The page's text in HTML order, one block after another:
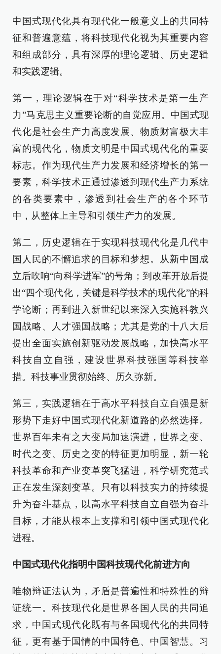
中国式现代化具有现代化一般意义上的共同特
征和普遍意蕴，将科技现代化视为其重要内容
和组成部分，具有深厚的理论逻辑、历史逻辑
和实践逻辑。
第一，理论逻辑在于对“科学技术是第一生产
力”马克思主义重要论断的自觉应用。中国式现
代化是社会生产力高度发展、物质财富极大丰
富的现代化，物质文明是中国式现代化的重要
标志。作为现代生产力发展和经济增长的第一
要素，科学技术正通过渗透到现代生产力系统
的各类要素中，渗透到社会生产的各个环节
中，从整体上主导和引领生产力的发展。
第二，历史逻辑在于实现科技现代化是几代中
国人民的不懈追求的目标和梦想。从新中国成
立后吹响“向科学进军”的号角；到改革开放后提
出“四个现代化，关键是科学技术的现代化”的科
学论断；再到进入新世纪以来深入实施科教兴
国战略、人才强国战略；尤其是党的十八大后
提出全面实施创新驱动发展战略，加快高水平
科技自立自强，建设世界科技强国等科技举
措。科技事业贯彻始终、历久弥新。
第三，实践逻辑在于高水平科技自立自强是新
形势下走好中国式现代化新道路的必然选择。
世界百年未有之大变局加速演进，世界之变、
时代之变、历史之变的特征更加明显，新一轮
科技革命和产业变革突飞猛进，科学研究范式
正在发生深刻变革。只有以科技实力的持续提
升为奋斗基点，以高水平科技自立自强为奋斗
目标，才能从根本上支撑和引领中国式现代化
进程。
中国式现代化指明中国科技现代化前进方向
唯物辩证法认为，矛盾是普遍性和特殊性的辩
证统一。科技现代化是世界各国人民的共同追
求，中国式现代化既有与各国现代化的共同特
征，更有基于国情的中国特色、中国智慧。习